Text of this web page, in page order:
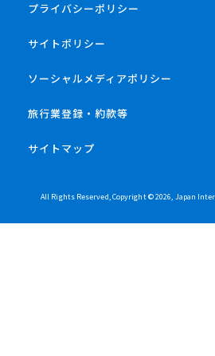
プライバシーポリシー
サイトポリシー
ソーシャルメディアポリシー
旅行業登録・約款等
サイトマップ
All Rights Reserved, Copyright ©2026, Japan